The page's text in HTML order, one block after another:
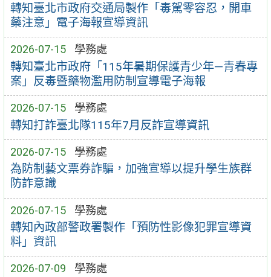
轉知臺北市政府交通局製作「毒駕零容忍，開車
藥注意」電子海報宣導資訊
2026-07-15 學務處
轉知臺北市政府「115年暑期保護青少年—青春專
案」反毒暨藥物濫用防制宣導電子海報
2026-07-15 學務處
轉知打詐臺北隊115年7月反詐宣導資訊
2026-07-15 學務處
為防制藝文票券詐騙，加強宣導以提升學生族群
防詐意識
2026-07-15 學務處
轉知內政部警政署製作「預防性影像犯罪宣導資
料」資訊
2026-07-09 學務處